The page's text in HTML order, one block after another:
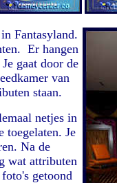
in Fantasyland.
Er hangen
gaat door de
van
staan.
netjes in
toegelaten. Je
Na de
wat attributen
getoond